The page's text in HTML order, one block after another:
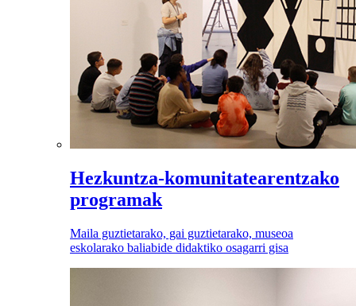
Hezkuntza-komunitatearentzako
programak
Maila guztietarako, gai guztietarako, museoa
eskolarako baliabide didaktiko osagarri gisa